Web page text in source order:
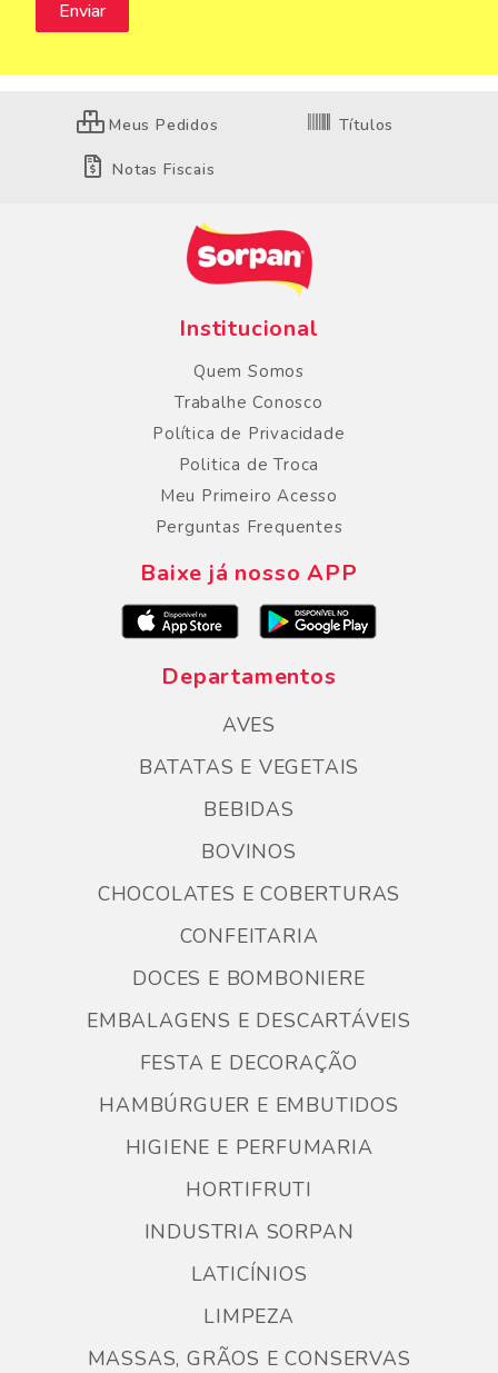
Meus Pedidos Títulos
Notas Fiscais
Institucional
Quem Somos
Trabalhe Conosco
Política de Privacidade
Politica de Troca
Meu Primeiro Acesso
Perguntas Frequentes
Baixe já nosso APP
Departamentos
AVES
BATATAS E VEGETAIS
BEBIDAS
BOVINOS
CHOCOLATES E COBERTURAS
CONFEITARIA
DOCES E BOMBONIERE
EMBALAGENS E DESCARTÁVEIS
FESTA E DECORAÇÃO
HAMBÚRGUER E EMBUTIDOS
HIGIENE E PERFUMARIA
HORTIFRUTI
INDUSTRIA SORPAN
LATICÍNIOS
LIMPEZA
MASSAS, GRÃOS E CONSERVAS